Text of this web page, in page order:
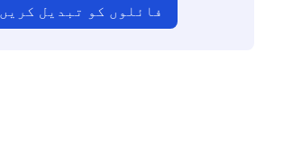
فائلوں کو تبدیل کریں